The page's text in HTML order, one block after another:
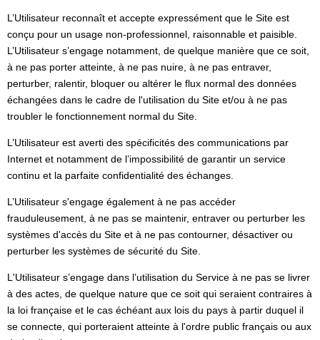
L’Utilisateur reconnaît et accepte expressément que le Site est
conçu pour un usage non-professionnel, raisonnable et paisible.
L’Utilisateur s’engage notamment, de quelque manière que ce soit,
à ne pas porter atteinte, à ne pas nuire, à ne pas entraver,
perturber, ralentir, bloquer ou altérer le flux normal des données
échangées dans le cadre de l'utilisation du Site et/ou à ne pas
troubler le fonctionnement normal du Site.
L’Utilisateur est averti des spécificités des communications par
Internet et notamment de l’impossibilité de garantir un service
continu et la parfaite confidentialité des échanges.
L’Utilisateur s'engage également à ne pas accéder
frauduleusement, à ne pas se maintenir, entraver ou perturber les
systèmes d'accès du Site et à ne pas contourner, désactiver ou
perturber les systèmes de sécurité du Site.
L'Utilisateur s’engage dans l’utilisation du Service à ne pas se livrer
à des actes, de quelque nature que ce soit qui seraient contraires à
la loi française et le cas échéant aux lois du pays à partir duquel il
se connecte, qui porteraient atteinte à l'ordre public français ou aux